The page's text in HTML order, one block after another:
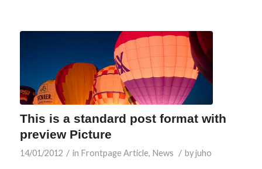
This is a standard post format with
preview Picture
14/01/2012 / in Frontpage Article, News / byjuho